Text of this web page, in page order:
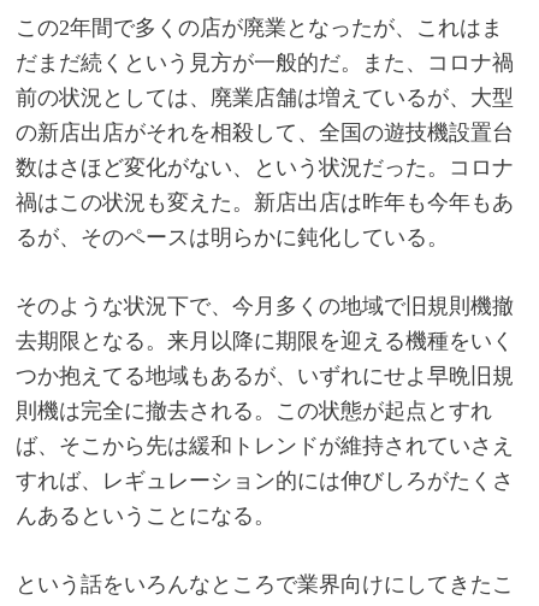
この2年間で多くの店が廃業となったが、これはま
だまだ続くという見方が一般的だ。また、コロナ禍
前の状況としては、廃業店舗は増えているが、大型
の新店出店がそれを相殺して、全国の遊技機設置台
数はさほど変化がない、という状況だった。コロナ
禍はこの状況も変えた。新店出店は昨年も今年もあ
るが、そのペースは明らかに鈍化している。
そのような状況下で、今月多くの地域で旧規則機撤
去期限となる。来月以降に期限を迎える機種をいく
つか抱えてる地域もあるが、いずれにせよ早晩旧規
則機は完全に撤去される。この状態が起点とすれ
ば、そこから先は緩和トレンドが維持されていさえ
すれば、レギュレーション的には伸びしろがたくさ
んあるということになる。
という話をいろんなところで業界向けにしてきたこ